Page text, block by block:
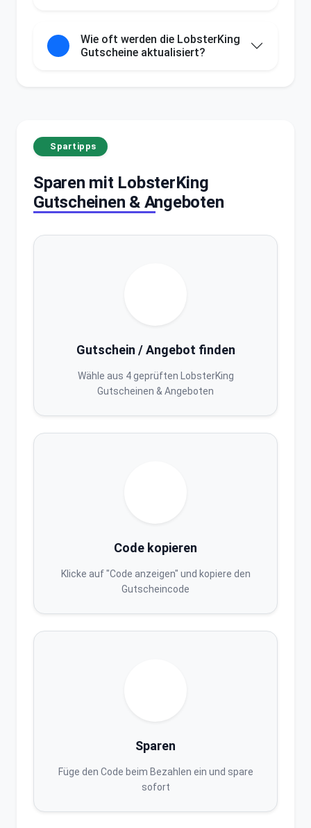
Wie oft werden die LobsterKing
Gutscheine aktualisiert?
Spartipps
Sparen mit LobsterKing
Gutscheinen & Angeboten
Gutschein / Angebot finden
Wähle aus 4 geprüften LobsterKing
Gutscheinen & Angeboten
Code kopieren
Klicke auf "Code anzeigen" und kopiere den
Gutscheincode
Sparen
Füge den Code beim Bezahlen ein und spare
sofort